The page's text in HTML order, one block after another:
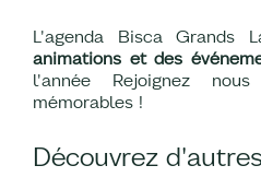
L'agenda Bisca Grands
animations et des
l'année Rejoignez
mémorables !
Découvrez